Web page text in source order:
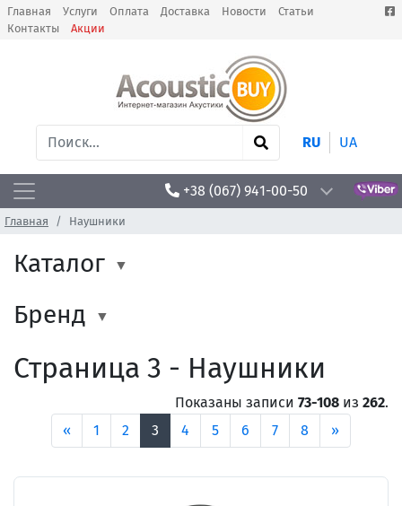
Главная Услуги Оплата Доставка Новости
Статьи
Контакты
Акции
RU UA
+38 (067) 941-00-50
Главная Наушники
Каталог
Бренд
Страница 3 - Наушники
Показаны записи 73-108 из 262.
«
1 2 3 4 5 6 7 8 »